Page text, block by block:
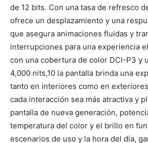
de 12 bits. Con una tasa de refresco
ofrece un desplazamiento y una
que asegura animaciones fluidas y
interrupciones para una experiencia
con una cobertura de color DCI-P3 y
4,000 nits,10 la pantalla brinda una
tanto en interiores como en
cada interacción sea más atractiva y
pantalla de nueva generación,
temperatura del color y el brillo en
escenarios de uso y la hora del día,